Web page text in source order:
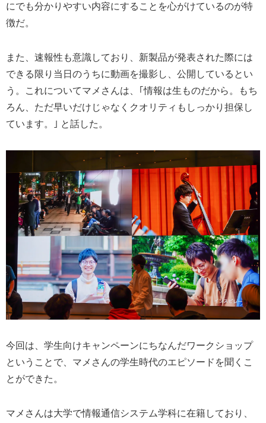
にでも分かりやすい内容にすることを心がけているのが特
徴だ。
また、速報性も意識しており、新製品が発表された際には
できる限り当日のうちに動画を撮影し、公開しているとい
う。これについてマメさんは、｢情報は生ものだから。もち
ろん、ただ早いだけじゃなくクオリティもしっかり担保し
ています。｣ と話した。
今回は、学生向けキャンペーンにちなんだワークショップ
ということで、マメさんの学生時代のエピソードを聞くこ
とができた。
マメさんは大学で情報通信システム学科に在籍しており、